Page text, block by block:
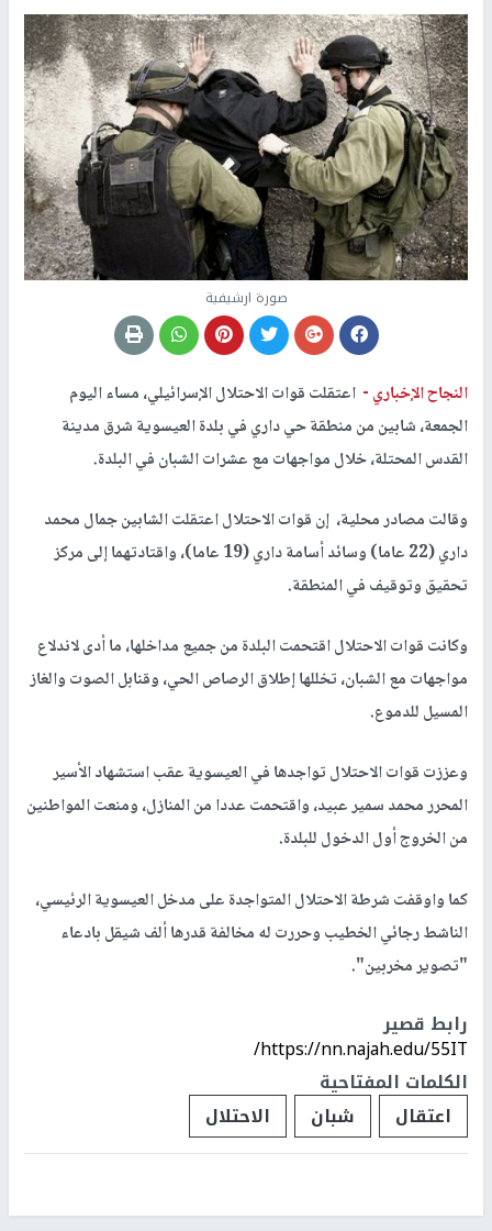
صورة ارشيفية
النجاح الإخباري - اعتقلت قوات الاحتلال الإسرائيلي، مساء اليوم
الجمعة، شابين من منطقة حي داري في بلدة العيسوية شرق مدينة
القدس المحتلة، خلال مواجهات مع عشرات الشبان في البلدة.
وقالت مصادر محلية، إن قوات الاحتلال اعتقلت الشابين جمال محمد
داري (22 عاما) وسائد أسامة داري (19 عاما)، واقتادتهما إلى مركز
تحقيق وتوقيف في المنطقة.
وكانت قوات الاحتلال اقتحمت البلدة من جميع مداخلها، ما أدى لاندلاع
مواجهات مع الشبان، تخللها إطلاق الرصاص الحي، وقنابل الصوت والغاز
المسيل للدموع.
وعززت قوات الاحتلال تواجدها في العيسوية عقب استشهاد الأسير
المحرر محمد سمير عبيد، واقتحمت عددا من المنازل، ومنعت المواطنين
من الخروج أول الدخول للبلدة.
كما واوقفت شرطة الاحتلال المتواجدة على مدخل العيسوية الرئيسي،
الناشط رجائي الخطيب وحررت له مخالفة قدرها ألف شيقل بادعاء
"تصوير مخربين".
رابط قصير
https://nn.najah.edu/55IT/
الكلمات المفتاحية
اعتقال
شبان الاحتلال